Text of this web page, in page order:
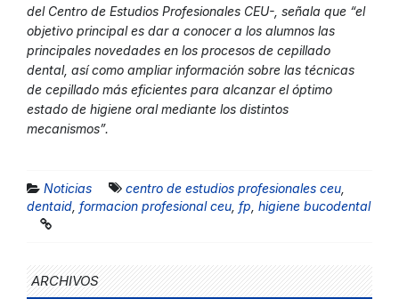
del Centro de Estudios Profesionales CEU-, señala que “el
objetivo principal es dar a conocer a los alumnos las
principales novedades en los procesos de cepillado
dental, así como ampliar información sobre las técnicas
de cepillado más eficientes para alcanzar el óptimo
estado de higiene oral mediante los distintos
mecanismos”.
Noticias centro de estudios profesionales ceu
dentaid formacion profesional ceu fp higiene bucodental
ARCHIVOS